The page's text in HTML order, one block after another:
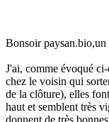
Bonsoir
J'ai, comme évoqué
chez le voisin qui
de la clôture), elles
haut et semblent très
donnent de très